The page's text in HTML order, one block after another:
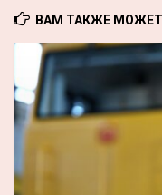
ВАМ ТАКЖЕ